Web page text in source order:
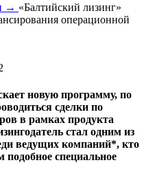
→ «Балтийский лизинг»
операционной
новую программу, по
сделки по
в рамках продукта
стал одним из
ведущих компаний*, кто
подобное специальное